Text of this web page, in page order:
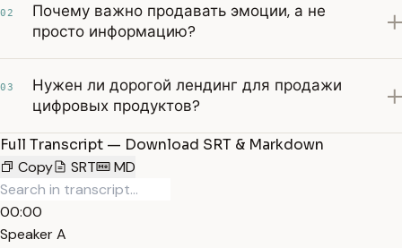
02
Почему важно продавать эмоции, а не
просто информацию?
03
Нужен ли дорогой лендинг для продажи
цифровых продуктов?
Full Transcript — Download SRT & Markdown
Copy
SRT MD
00:00
Speaker A